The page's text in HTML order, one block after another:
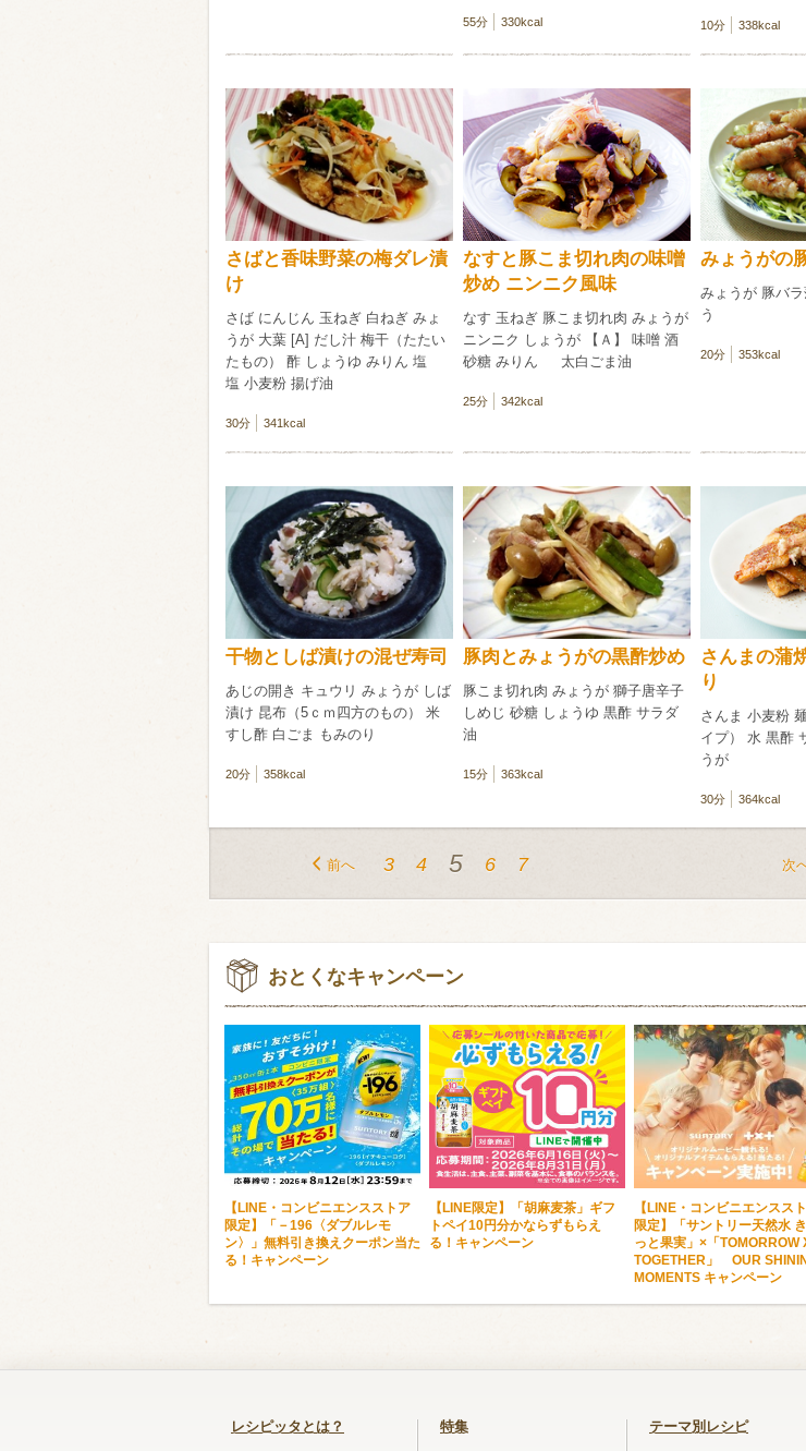
55分 330kcal 10分 338kcal
さばと香味野菜の梅ダレ漬
け
さば にんじん 玉ねぎ 白ねぎ みょ
うが 大葉 [A] だし汁 梅干（たたい
たもの） 酢 しょうゆ みりん 塩
塩 小麦粉 揚げ油
30分 341kcal
なすと豚こま切れ肉の味噌
炒め ニンニク風味
なす 玉ねぎ 豚こま切れ肉 みょうが
ニンニク しょうが 【Ａ】 味噌 酒
砂糖 みりん 太白ごま油
25分 342kcal
みょうがの
みょうが 豚バ
う
20分 353kcal
干物としば漬けの混ぜ寿司
あじの開き キュウリ みょうが しば
漬け 昆布（5ｃｍ四方のもの） 米
すし酢 白ごま もみのり
20分 358kcal
豚肉とみょうがの黒酢炒め
豚こま切れ肉 みょうが 獅子唐辛子
しめじ 砂糖 しょうゆ 黒酢 サラダ
油
15分 363kcal
さんまの蒲
り
さんま 小麦粉
イプ） 水 黒酢
うが
30分 364kcal
前へ 次
3 4 5 6 7
おとくなキャンペーン
【LINE・コンビニエンスストア
限定】「－196〈ダブルレモ
ン〉」無料引き換えクーポン当た
る！キャンペーン
【LINE限定】「胡麻麦茶」ギフ
トペイ10円分かならずもらえ
る！キャンペーン
【LINE・コンビニエンスス
限定】「サントリー天然水
っと果実」×「TOMORROW
TOGETHER」 OUR
MOMENTS キャンペーン
レシピッタとは？ 特集 テーマ別レシピ